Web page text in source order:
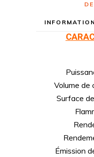
Volume de
Surface
Émission